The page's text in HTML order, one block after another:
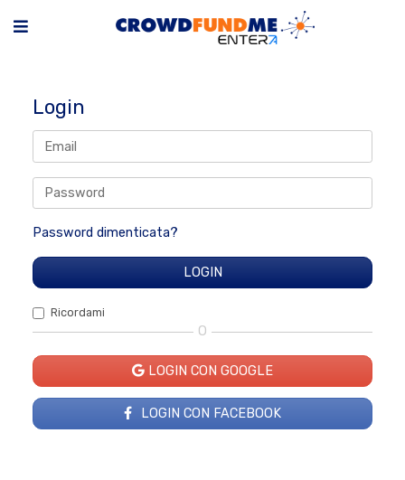
Login
Password dimenticata?
Ricordami
O
LOGIN CON GOOGLE
LOGIN CON FACEBOOK